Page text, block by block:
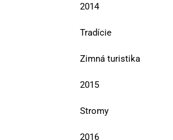
2014
Tradície
Zimná turistika
2015
Stromy
2016